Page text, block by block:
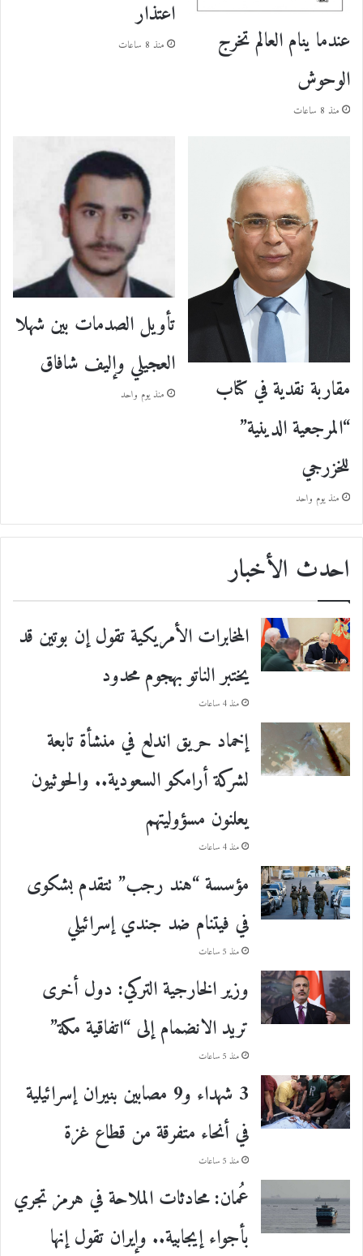
عندما ينام العالم تخرج
الوحوش
منذ 8 ساعات
اعتذار
منذ 8 ساعات
مقاربة نقدية في كتاب
“المرجعية الدينية”
للخزرجي
منذ يوم واحد
تأويل الصدمات بين شهلا
العجيلي وإليف شافاق
منذ يوم واحد
احدث الأخبار
المخابرات الأمريكية تقول إن بوتين قد
يختبر الناتو بهجوم محدود
منذ 4 ساعات
إخماد حريق اندلع في منشأة تابعة
لشركة أرامكو السعودية.. والحوثيون
يعلنون مسؤوليتهم
منذ 4 ساعات
مؤسسة “هند رجب” تتقدم بشكوى
في فيتنام ضد جندي إسرائيلي
منذ 5 ساعات
وزير الخارجية التركي: دول أخرى
تريد الانضمام إلى “اتفاقية مكة”
منذ 5 ساعات
3 شهداء و9 مصابين بنيران إسرائيلية
في أنحاء متفرقة من قطاع غزة
منذ 5 ساعات
عُمان: محادثات الملاحة في هرمز تجري
بأجواء إيجابية.. وإيران تقول إنها